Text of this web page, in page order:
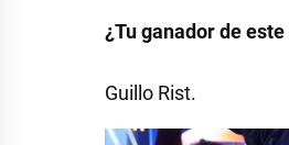
¿Tu ganador de este
Guillo Rist.